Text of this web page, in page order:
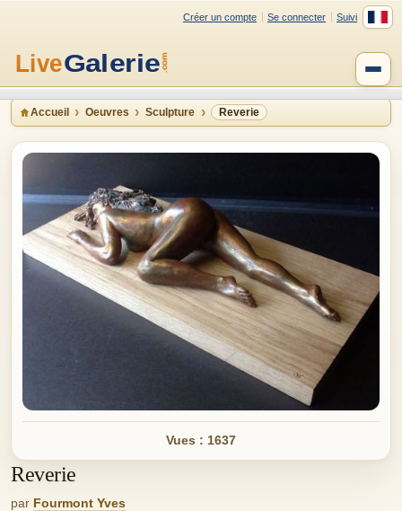
Créer un compte Se connecter Suivi
Accueil Oeuvres Sculpture Reverie
Vues : 1637
Reverie
par Fourmont Yves